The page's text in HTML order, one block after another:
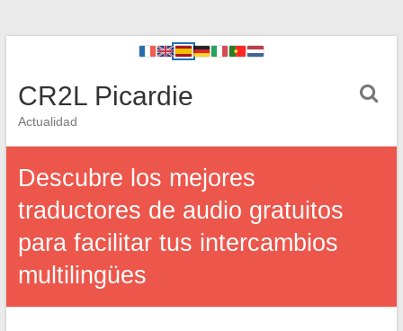
CR2L Picardie
Actualidad
Descubre los mejores
traductores de audio gratuitos
para facilitar tus intercambios
multilingües